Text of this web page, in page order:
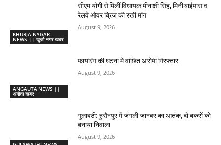
KHURJA NAGAR
NEWS || खुर्जा नगर खबर
सीएम योगी से मिलीं विधायक मीनाक्षी सिंह, मिनी बाईपास व
रेलवे ओवर ब्रिज की रखी मांग
August 9, 2026
ANGAUTA NEWS ||
अगौता खबर
फायरिंग की घटना में वांछित आरोपी गिरफ्तार
August 9, 2026
गुलावठी: हुसैनपुर में जंगली जानवर का आतंक, दो बकरों को
बनाया निवाला
August 9, 2026